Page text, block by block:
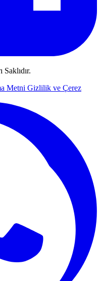
Metni Gizlilik ve Çerez